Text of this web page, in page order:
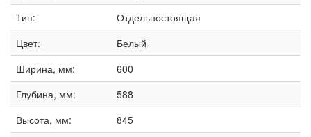
Тип:
Отдельностоящая
Цвет:
Белый
Ширина, мм:
600
Глубина, мм:
588
Высота, мм:
845